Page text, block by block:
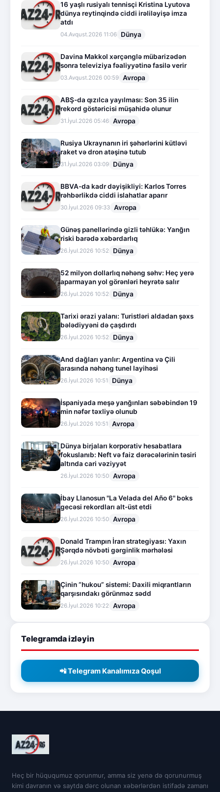
16 yaşlı rusiyalı tennisçi Kristina Lyutova
dünya reytinqində ciddi irəliləyişə imza
atdı
04.Avqust.2026 11:06 Dünya
Davina Makkol xərçənglə mübarizədən
sonra televiziya fəaliyyətinə fasilə verir
03.Avqust.2026 00:59 Avropa
ABŞ-da qızılca yayılması: Son 35 ilin
rekord göstəricisi müşahidə olunur
31.İyul.2026 05:46 Avropa
Rusiya Ukraynanın iri şəhərlərini kütləvi
raket və dron atəşinə tutub
31.İyul.2026 03:09 Dünya
BBVA-da kadr dəyişikliyi: Karlos Torres
rəhbərlikdə ciddi islahatlar aparır
30.İyul.2026 09:33 Avropa
Günəş panellərində gizli təhlükə: Yanğın
riski barədə xəbərdarlıq
26.İyul.2026 10:52 Dünya
52 milyon dollarlıq nəhəng səhv: Heç yerə
aparmayan yol görənləri heyrətə salır
26.İyul.2026 10:52 Dünya
Tarixi ərazi yalanı: Turistləri aldadan şəxs
bələdiyyəni də çaşdırdı
26.İyul.2026 10:52 Dünya
And dağları yarılır: Argentina və Çili
arasında nəhəng tunel layihəsi
26.İyul.2026 10:51 Dünya
İspaniyada meşə yanğınları səbəbindən 19
min nəfər təxliyə olunub
26.İyul.2026 10:51 Avropa
Dünya birjaları korporativ hesabatlara
fokuslanıb: Neft və faiz dərəcələrinin təsiri
altında cari vəziyyət
26.İyul.2026 10:50 Avropa
İbay Llanosun "La Velada del Año 6" boks
gecəsi rekordları alt-üst etdi
26.İyul.2026 10:50 Avropa
Donald Trampın İran strategiyası: Yaxın
Şərqdə növbəti gərginlik mərhələsi
26.İyul.2026 10:50 Avropa
Çinin “hukou” sistemi: Daxili miqrantların
qarşısındakı görünməz sədd
26.İyul.2026 10:22 Avropa
Telegramda izləyin
📲 Telegram Kanalımıza Qoşul
Heç bir hüququmuz qorunmur, amma siz yenə də qorunurmuş
kimi davranın və saytda dərc olunan xəbərlərdən istifadə zamanı